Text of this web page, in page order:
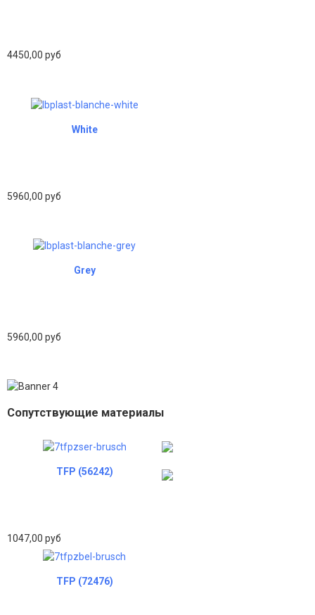
4450,00 руб
White
5960,00 руб
Grey
5960,00 руб
Сопутствующие материалы
TFP (56242)
1047,00 руб
TFP (72476)